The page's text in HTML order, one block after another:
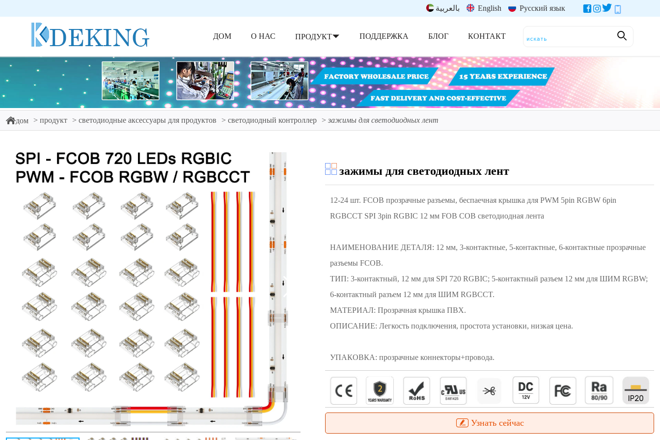
بالعربية English Русский язык
ДОМ О НАС ПРОДУКТ ПОДДЕРЖКА БЛОГ КОНТАКТ
дом продукт светодиодные аксессуары для продуктов светодиодный контроллер зажимы для светодиодных лент
зажимы для светодиодных лент
12-24 шт. FCOB прозрачные разъемы, беспаечная крышка для PWM 5pin RGBW 6pin
RGBCCT SPI 3pin RGBIC 12 мм FOB COB светодиодная лента
НАИМЕНОВАНИЕ ДЕТАЛЯ: 12 мм, 3-контактные, 5-контактные, 6-контактные прозрачные
разъемы FCOB.
ТИП: 3-контактный, 12 мм для SPI 720 RGBIC; 5-контактный разъем 12 мм для ШИМ RGBW;
6-контактный разъем 12 мм для ШИМ RGBCCT.
МАТЕРИАЛ: Прозрачная крышка ПВХ.
ОПИСАНИЕ: Легкость подключения, простота установки, низкая цена.
УПАКОВКА: прозрачные коннекторы+провода.
Узнать сейчас